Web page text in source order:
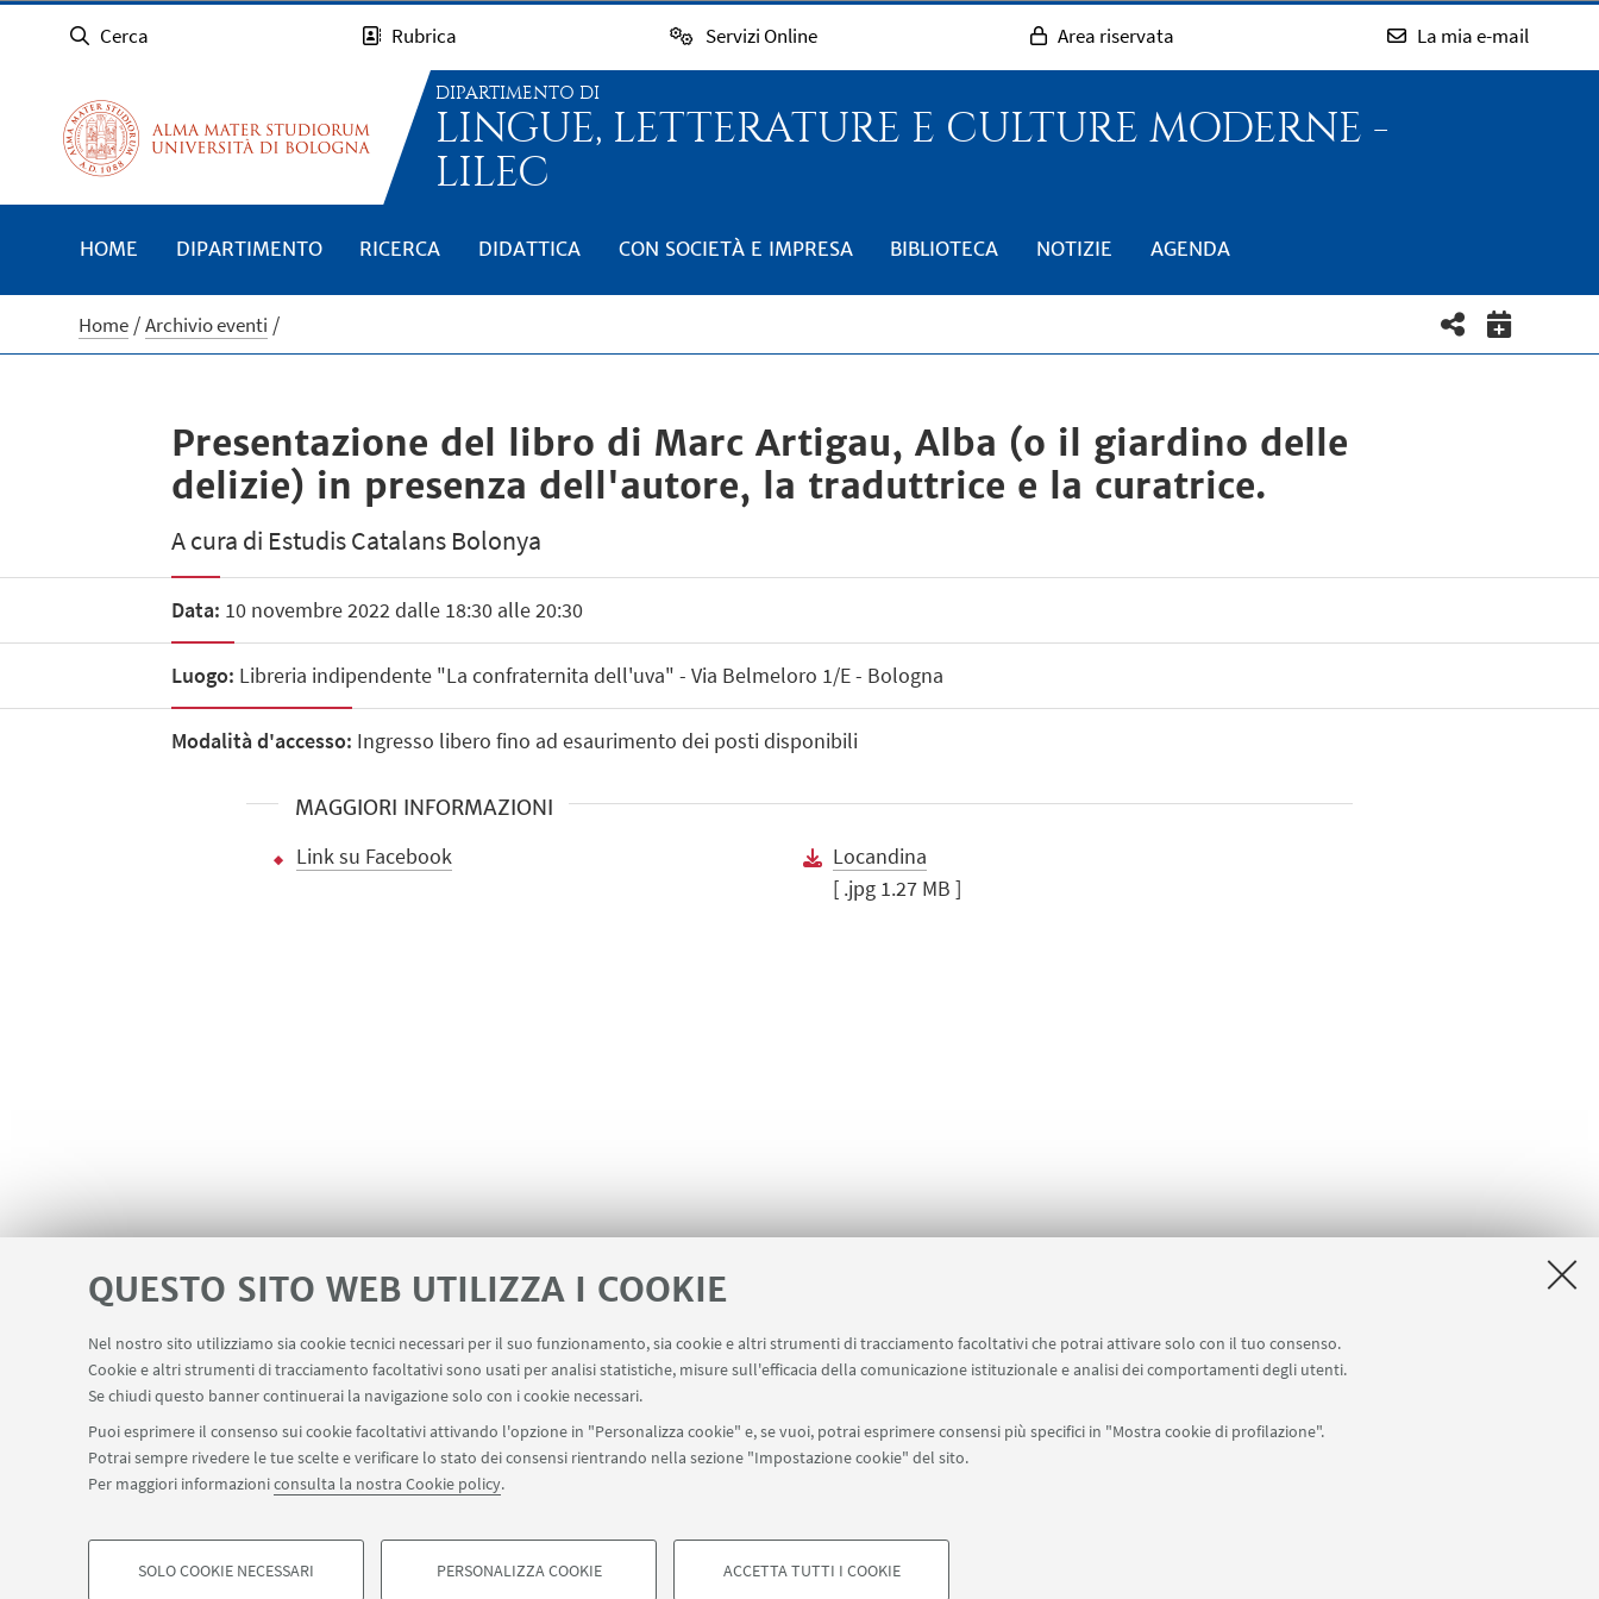
QUESTO SITO WEB UTILIZZA I COOKIE
Nel nostro sito utilizziamo sia cookie tecnici necessari per il suo funzionamento, sia cookie e altri strumenti di tracciamento facoltativi che potrai attivare solo con il tuo consenso.
Cookie e altri strumenti di tracciamento facoltativi sono usati per analisi statistiche, misure sull'efficacia della comunicazione istituzionale e analisi dei comportamenti degli utenti.
Se chiudi questo banner continuerai la navigazione solo con i cookie necessari.
Puoi esprimere il consenso sui cookie facoltativi attivando l'opzione in "Personalizza cookie" e, se vuoi, potrai esprimere consensi più specifici in "Mostra cookie di profilazione".
Potrai sempre rivedere le tue scelte e verificare lo stato dei consensi rientrando nella sezione "Impostazione cookie" del sito.
Per maggiori informazioniconsulta la nostra Cookie policy.
SOLO COOKIE NECESSARI PERSONALIZZA COOKIE ACCETTA TUTTI I COOKIE
Cerca Rubrica Servizi Online Area riservata La mia e-mail
DIPARTIMENTO DI
LINGUE, LETTERATURE E CULTURE MODERNE -
LILEC
HOME DIPARTIMENTO RICERCA DIDATTICA CON SOCIETÀ E IMPRESA BIBLIOTECA NOTIZIE AGENDA
Home Archivio eventi
Presentazione del libro di Marc Artigau, Alba (o il giardino delle
delizie) in presenza dell'autore, la traduttrice e la curatrice.
A cura di Estudis Catalans Bolonya
Data: 10 novembre 2022 dalle 18:30 alle 20:30
Luogo: Libreria indipendente "La confraternita dell'uva" - Via Belmeloro 1/E - Bologna
Modalità d'accesso: Ingresso libero fino ad esaurimento dei posti disponibili
MAGGIORI INFORMAZIONI
Link su Facebook
Locandina
[ .jpg 1.27 MB ]
LINK UTILI Servizi interni Area riservata Segnala un evento Contatti
SEGUI IL DIPARTIMENTO SU: SEGUI UNIBO SU:
©Copyright 2026 - ALMA MATER STUDIORUM - Università di Bologna - Via Zamboni, 33 - 40126 Bologna - PI: 01131710376 - CF: 80007010376
Note legali Informazioni sul sito e accessibilità Impostazioni Cookie